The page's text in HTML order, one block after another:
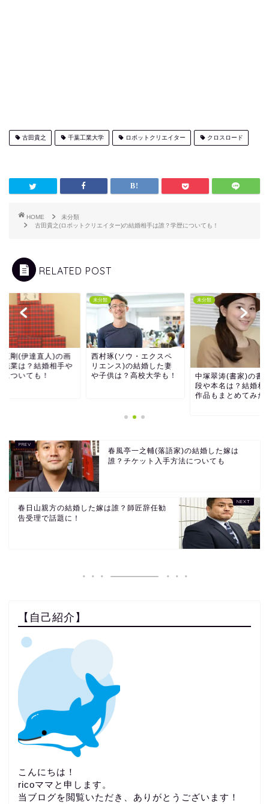
古田貴之 千葉工業大学 ロボットクリエイター クロスロード
HOME
未分類
古田貴之(ロボットクリエイター)の結婚相手は誰？学歴についても！
RELATED POST
正剛(伊達直人)の画
職業は？結婚相手や
についても！
未分類
西村琢(ソウ・エクスペ
リエンス)の結婚した妻
や子供は？高校大学も！
未分類
中塚翠涛(書家)の書
段や本名は？結婚相
作品もまとめてみた
春風亭一之輔(落語家)の結婚した嫁は
誰？チケット入手方法についても
春日山親方の結婚した嫁は誰？師匠辞任勧
告受理で話題に！
【自己紹介】
こんにちは！
ricoママと申します。
当ブログを閲覧いただき、ありがとうございます！